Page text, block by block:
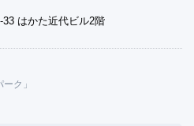
はかた近代ビル2階
ク」